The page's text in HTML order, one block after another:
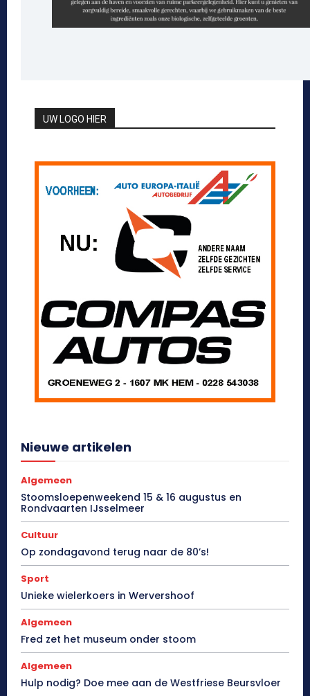
UW LOGO HIER
Nieuwe artikelen
Algemeen
Stoomsloepenweekend 15 & 16 augustus en
Rondvaarten IJsselmeer
Cultuur
Op zondagavond terug naar de 80’s!
Sport
Unieke wielerkoers in Wervershoof
Algemeen
Fred zet het museum onder stoom
Algemeen
Hulp nodig? Doe mee aan de Westfriese Beursvloer